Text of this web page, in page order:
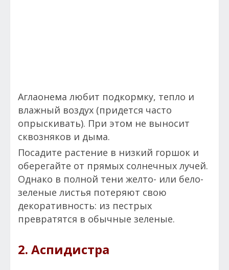
Аглаонема любит подкормку, тепло и
влажный воздух (придется часто
опрыскивать). При этом не выносит
сквозняков и дыма.
Посадите растение в низкий горшок и
оберегайте от прямых солнечных лучей.
Однако в полной тени желто- или бело-
зеленые листья потеряют свою
декоративность: из пестрых
превратятся в обычные зеленые.
2. Аспидистра